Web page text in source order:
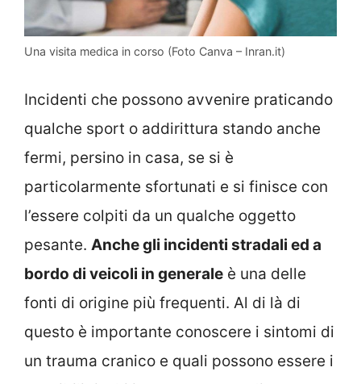
Una visita medica in corso (Foto Canva – Inran.it)
Incidenti che possono avvenire praticando
qualche sport o addirittura stando anche
fermi, persino in casa, se si è
particolarmente sfortunati e si finisce con
l’essere colpiti da un qualche oggetto
pesante. Anche gli incidenti stradali ed a
bordo di veicoli in generale è una delle
fonti di origine più frequenti. Al di là di
questo è importante conoscere i sintomi di
un trauma cranico e quali possono essere i